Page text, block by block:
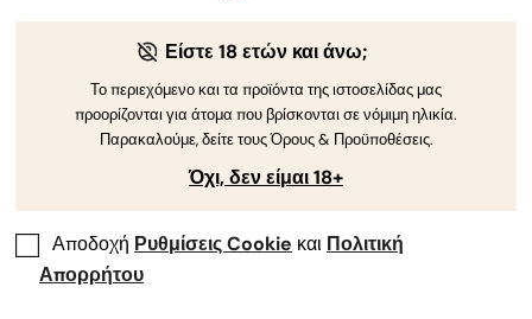
Είστε 18 ετών και άνω;
Το περιεχόμενο και τα προϊόντα της ιστοσελίδας μας
προορίζονται για άτομα που βρίσκονται σε νόμιμη ηλικία.
Παρακαλούμε, δείτε τους Όρους & Προϋποθέσεις.
Όχι, δεν είμαι 18+
Αποδοχή Ρυθμίσεις Cookie και Πολιτική
Απορρήτου